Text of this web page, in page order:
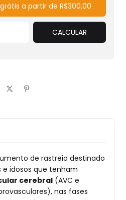
a partir de R$300,00
CALCULAR
de rastreio destinado
idosos que tenham
cerebral (AVC e
nas fases